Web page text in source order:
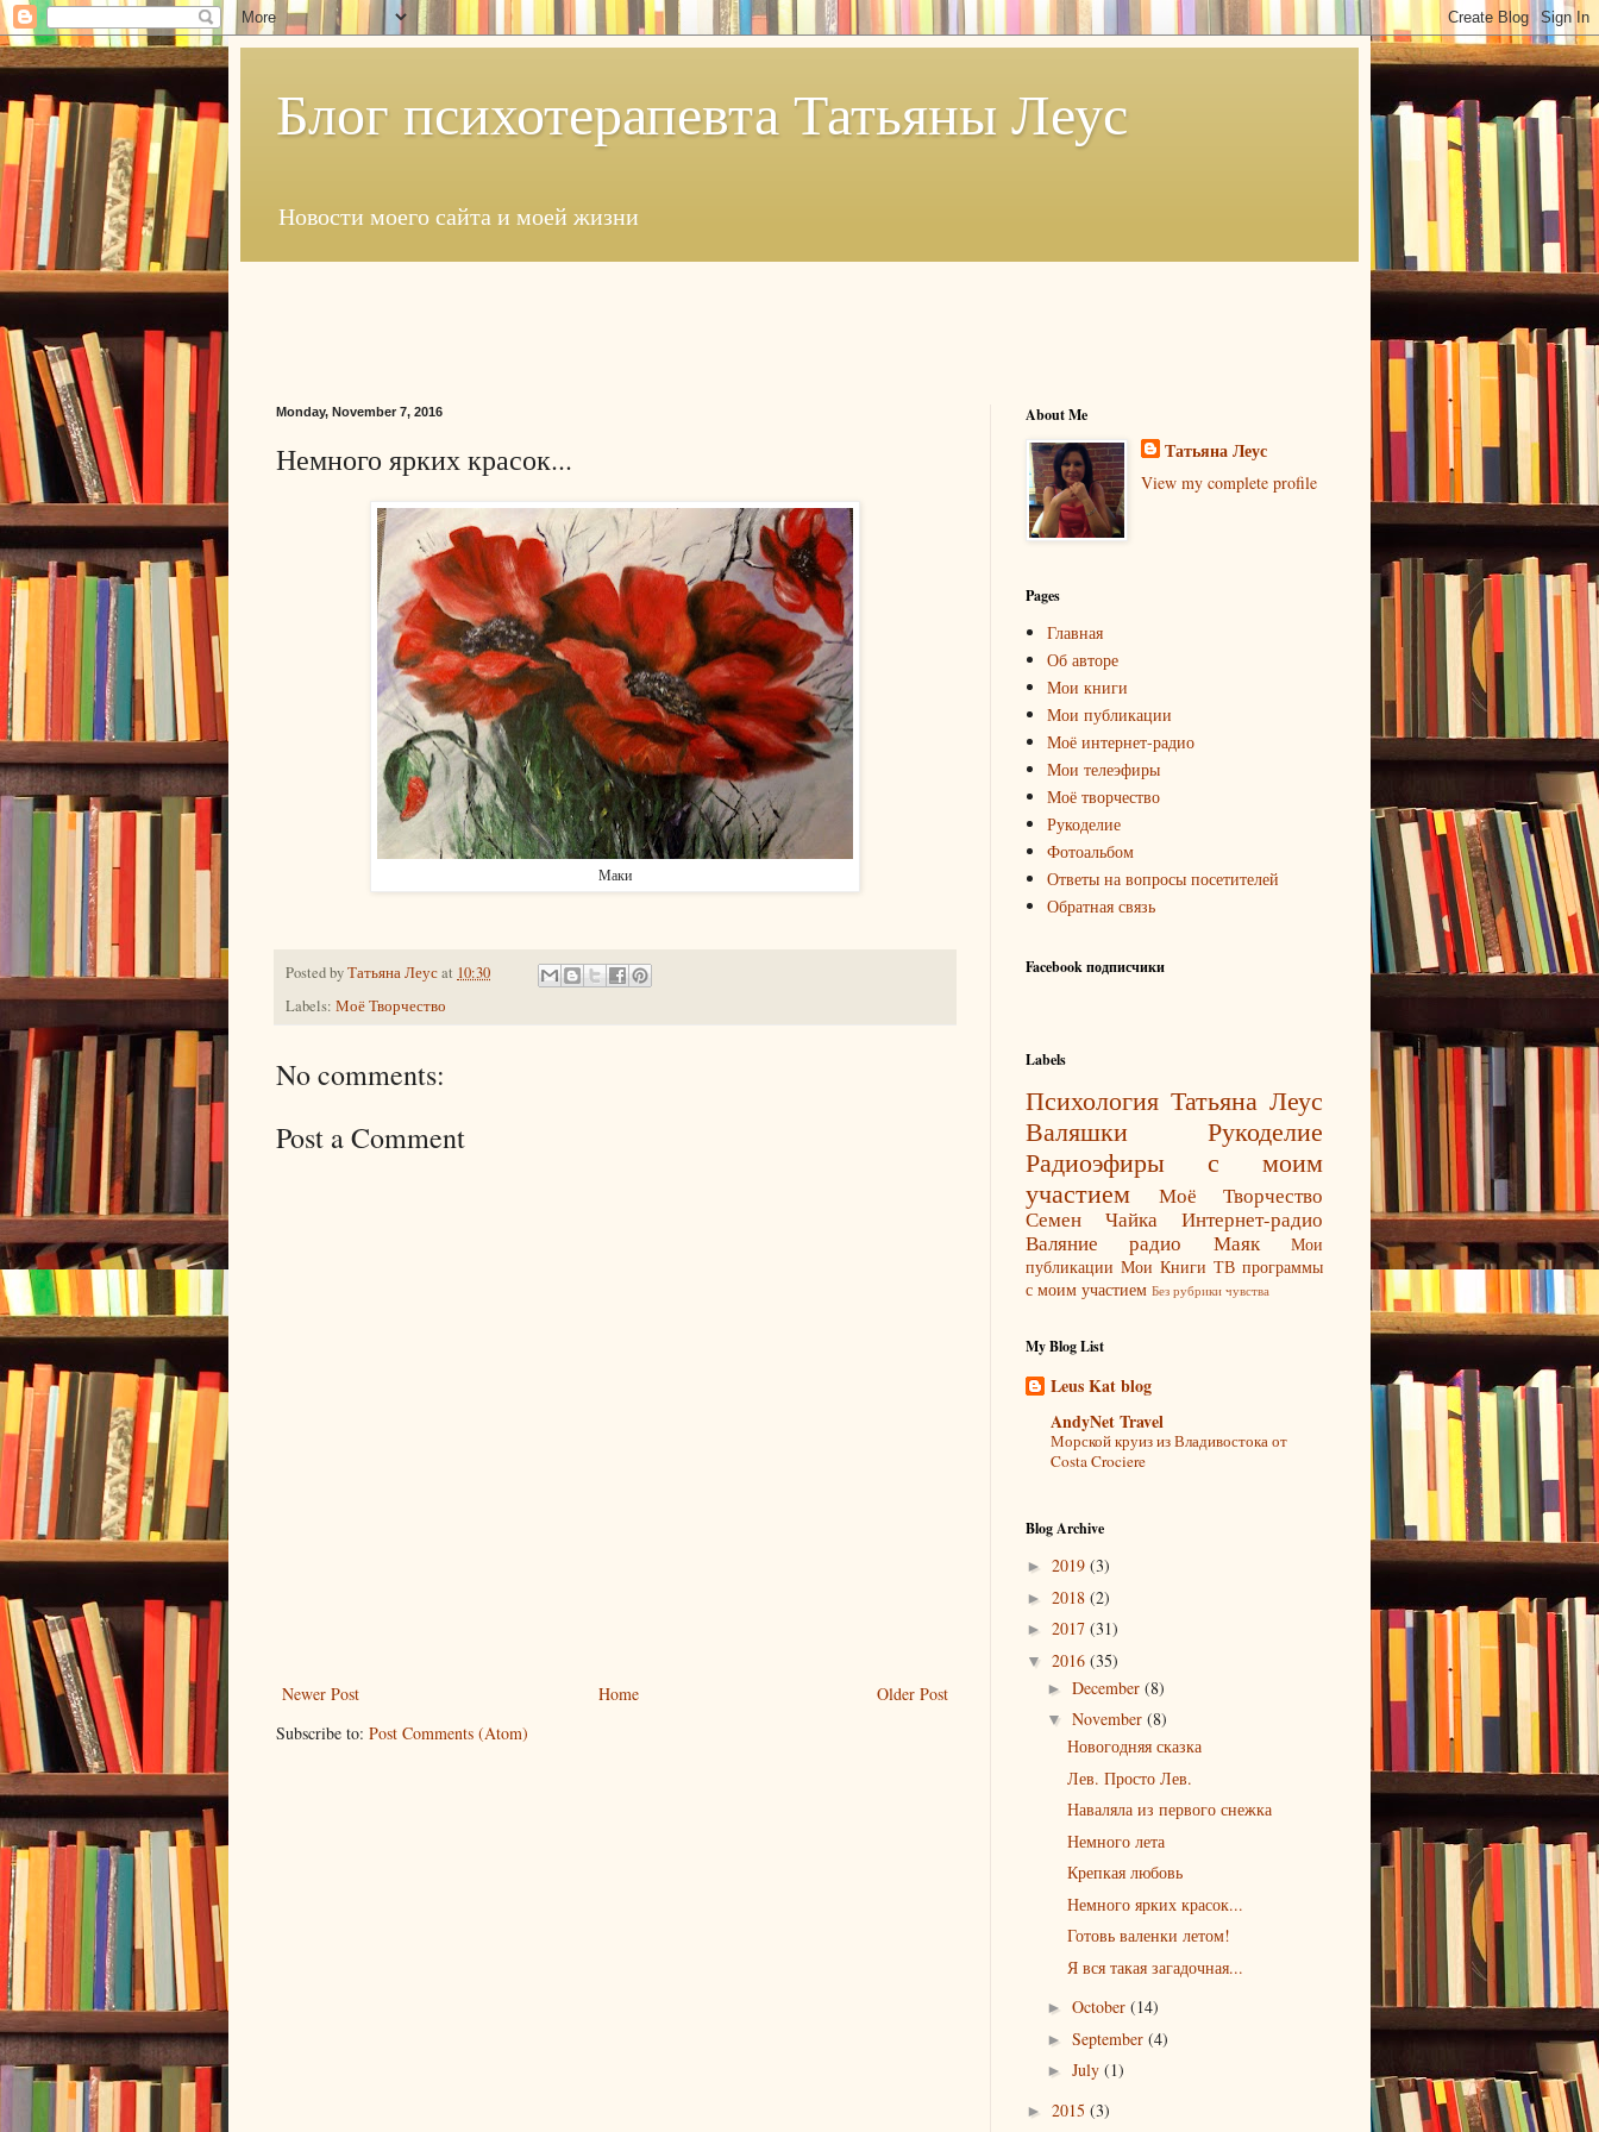
Блог психотерапевта Татьяны Леус
Новости моего сайта и моей жизни
Monday, November 7, 2016
Немного ярких красок...
Маки
Posted byТатьяна Леусat 10:30
Labels: Моё Творчество
No comments:
Post a Comment
Newer Post Older Post
Home
Subscribe to: Post Comments (Atom)
About Me
Татьяна Леус
View my complete profile
Pages
Главная
Об авторе
Мои книги
Мои публикации
Моё интернет-радио
Мои телеэфиры
Моё творчество
Рукоделие
Фотоальбом
Ответы на вопросы посетителей
Обратная связь
Facebook подписчики
Labels
Психология Татьяна Леус
Валяшки
Рукоделие
Радиоэфиры с моим
участием
Моё Творчество
Семен Чайка
Интернет-радио
Валяние
радио Маяк
Мои
публикации Мои Книги ТВ программы
с моим участием Без рубрики чувства
My Blog List
Leus Kat blog
AndyNet Travel
Морской круиз из Владивостока от
Costa Crociere
Blog Archive
► 2019 (3)
► 2018 (2)
► 2017 (31)
▼ 2016 (35)
► December (8)
▼ November (8)
Новогодняя сказка
Лев. Просто Лев.
Наваляла из первого снежка
Немного лета
Крепкая любовь
Немного ярких красок...
Готовь валенки летом!
Я вся такая загадочная...
► October (14)
► September (4)
► July (1)
► 2015 (3)